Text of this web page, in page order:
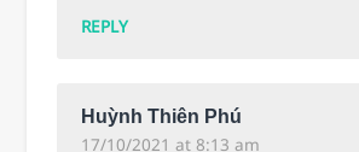
REPLY
Huỳnh Thiên Phú
17/10/2021 at 8:13 am